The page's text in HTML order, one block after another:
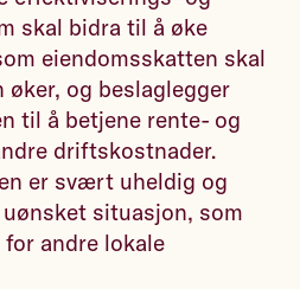
skal bidra til å øke
eiendomsskatten skal
øker, og beslaglegger
til å betjene rente- og
driftskostnader.
er svært uheldig og
situasjon, som
andre lokale